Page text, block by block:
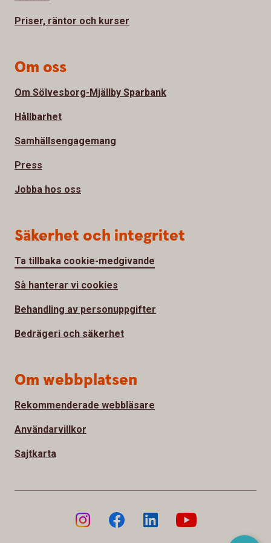
Priser, räntor och kurser
Om oss
Om Sölvesborg-Mjällby Sparbank
Hållbarhet
Samhällsengagemang
Press
Jobba hos oss
Säkerhet och integritet
Ta tillbaka cookie-medgivande
Så hanterar vi cookies
Behandling av personuppgifter
Bedrägeri och säkerhet
Om webbplatsen
Rekommenderade webbläsare
Användarvillkor
Sajtkarta